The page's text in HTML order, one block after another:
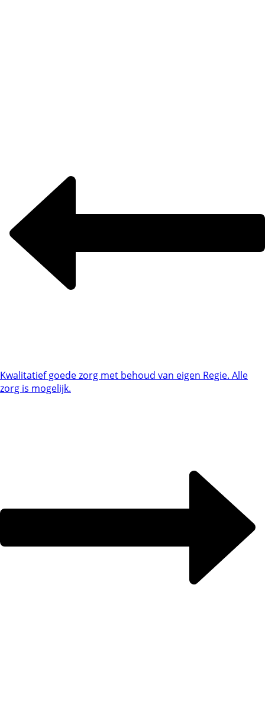
Kwalitatief goede zorg met behoud van eigen Regie. Alle
zorg is mogelijk.